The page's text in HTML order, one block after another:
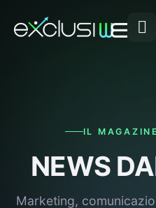
IL
NEWS
Marketing,